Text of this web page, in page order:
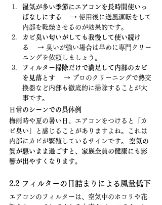
湿気が多い季節にエアコンを長時間使いっ
ぱなしにする
→ 使用後に送風運転をして
内部を乾燥させるのが効果的です。
カビ臭い匂いがしても我慢して使い続け
る
→ 臭いが強い場合は早めに専門クリー
ニングを依頼しましょう。
フィルター掃除だけで満足して内部のカビ
を見落とす → プロのクリーニングで熱交
換器など内部も徹底的に掃除することが大
事です。
日常のシーンでの具体例
梅雨時や夏の暑い日、エアコンをつけると「カ
ビ臭い」と感じることがありますよね。これは
内部にカビが繁殖しているサインです。 空気の
質が悪いまま過ごすと、家族全員の健康にも影
響が出やすくなります。
2.2 フィルターの目詰まりによる風量低下
エアコンのフィルターは、空気中のホコリや花